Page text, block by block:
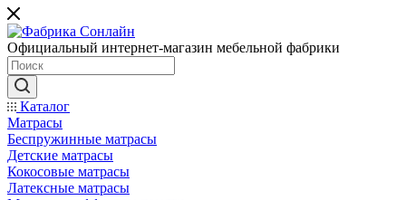
Официальный интернет-магазин мебельной фабрики
Каталог
Матрасы
Беспружинные матрасы
Детские матрасы
Кокосовые матрасы
Латексные матрасы